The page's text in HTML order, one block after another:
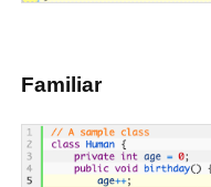
Familiar